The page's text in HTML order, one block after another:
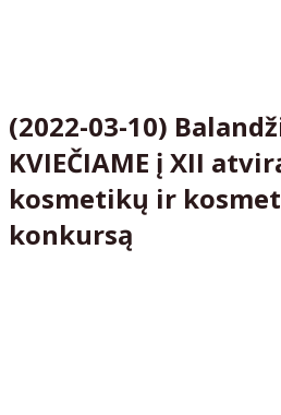
(2022-03-10)
KVIEČIAME į XII
kosmetikų ir
konkursą